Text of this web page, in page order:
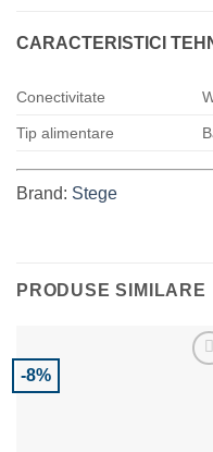
CARACTERISTICI
Conectivitate
Tip alimentare
Brand: Stege
PRODUSE SIMILARE
-8%